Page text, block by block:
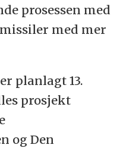
prosessen med
med mer
planlagt 13.
prosjekt
og Den